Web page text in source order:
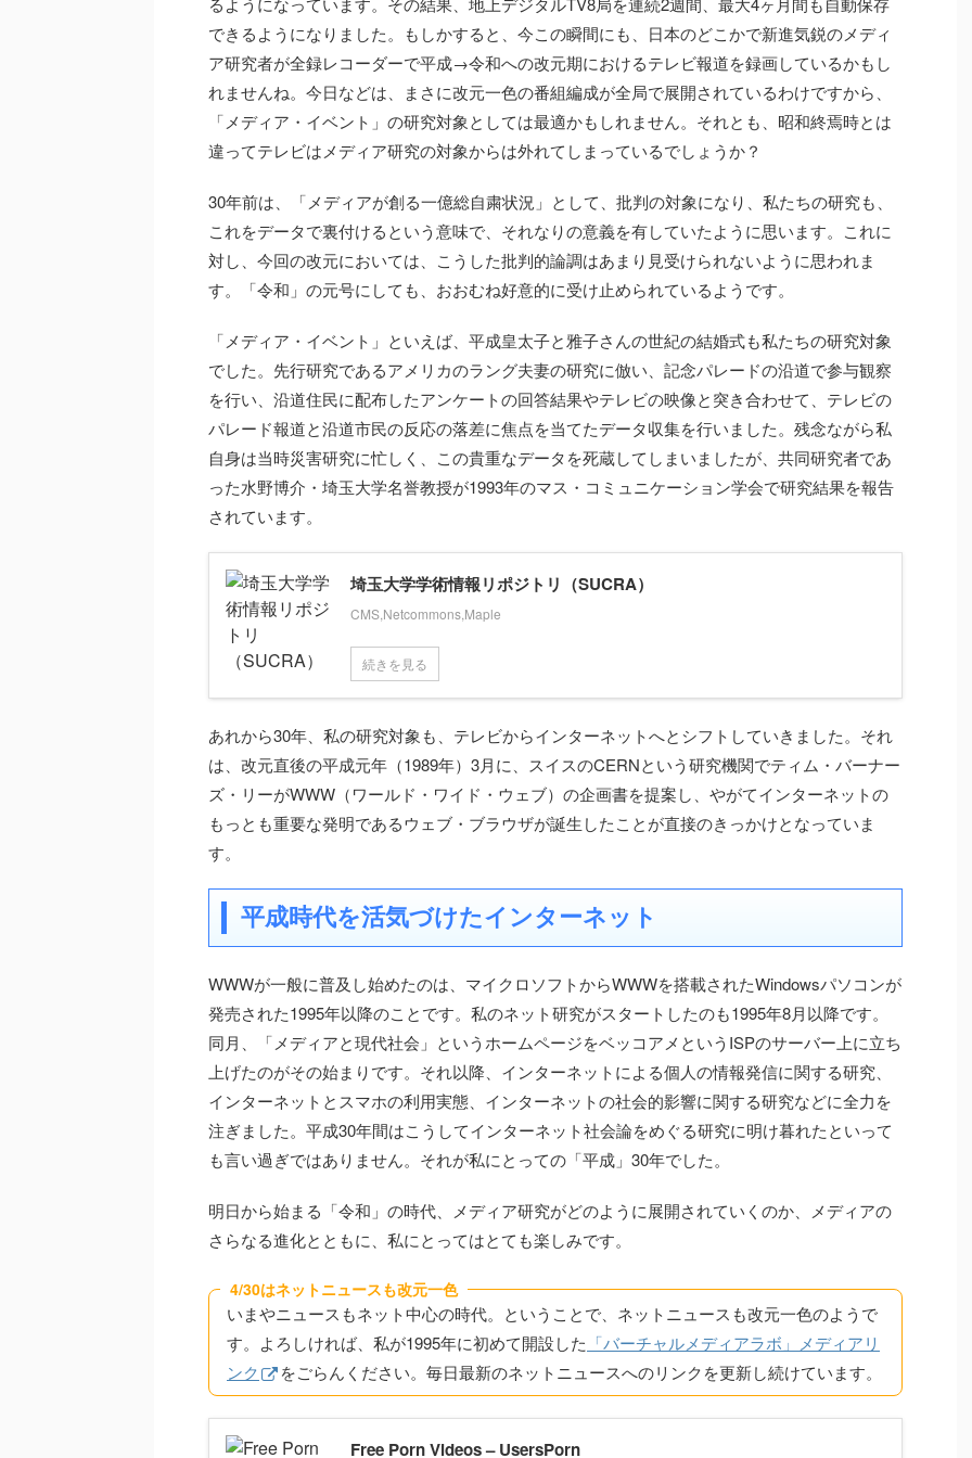
できるようになりました。もしかすると、今この瞬間にも、日本のどこかで新進気鋭のメディ
ア研究者が全録レコーダーで平成→令和への改元期におけるテレビ報道を録画しているかもし
れませんね。今日などは、まさに改元一色の番組編成が全局で展開されているわけですから、
「メディア・イベント」の研究対象としては最適かもしれません。それとも、昭和終焉時とは
違ってテレビはメディア研究の対象からは外れてしまっているでしょうか？
30年前は、「メディアが創る一億総自粛状況」として、批判の対象になり、私たちの研究も、
これをデータで裏付けるという意味で、それなりの意義を有していたように思います。これに
対し、今回の改元においては、こうした批判的論調はあまり見受けられないように思われま
す。「令和」の元号にしても、おおむね好意的に受け止められているようです。
「メディア・イベント」といえば、平成皇太子と雅子さんの世紀の結婚式も私たちの研究対象
でした。先行研究であるアメリカのラング夫妻の研究に倣い、記念パレードの沿道で参与観察
を行い、沿道住民に配布したアンケートの回答結果やテレビの映像と突き合わせて、テレビの
パレード報道と沿道市民の反応の落差に焦点を当てたデータ収集を行いました。残念ながら私
自身は当時災害研究に忙しく、この貴重なデータを死蔵してしまいましたが、共同研究者であ
った水野博介・埼玉大学名誉教授が1993年のマス・コミュニケーション学会で研究結果を報告
されています。
埼玉大学学術情報リポジトリ（SUCRA）
CMS,Netcommons,Maple
続きを見る
あれから30年、私の研究対象も、テレビからインターネットへとシフトしていきました。それ
は、改元直後の平成元年（1989年）3月に、スイスのCERNという研究機関でティム・バーナー
ズ・リーがWWW（ワールド・ワイド・ウェブ）の企画書を提案し、やがてインターネットの
もっとも重要な発明であるウェブ・ブラウザが誕生したことが直接のきっかけとなっていま
す。
平成時代を活気づけたインターネット
WWWが一般に普及し始めたのは、マイクロソフトからWWWを搭載されたWindowsパソコンが
発売された1995年以降のことです。私のネット研究がスタートしたのも1995年8月以降です。
同月、「メディアと現代社会」というホームページをベッコアメというISPのサーバー上に立ち
上げたのがその始まりです。それ以降、インターネットによる個人の情報発信に関する研究、
インターネットとスマホの利用実態、インターネットの社会的影響に関する研究などに全力を
注ぎました。平成30年間はこうしてインターネット社会論をめぐる研究に明け暮れたといって
も言い過ぎではありません。それが私にとっての「平成」30年でした。
明日から始まる「令和」の時代、メディア研究がどのように展開されていくのか、メディアの
さらなる進化とともに、私にとってはとても楽しみです。
4/30はネットニュースも改元一色
いまやニュースもネット中心の時代。ということで、ネットニュースも改元一色のようで
す。よろしければ、私が1995年に初めて開設した 「バーチャルメディアラボ」メディアリ
ンク
をごらんください。毎日最新のネットニュースへのリンクを更新し続けています。
Free Porn Videos – UsersPorn